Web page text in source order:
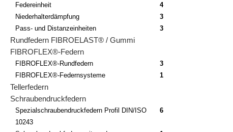
Federeinheit
4
Niederhalterdämpfung
3
Pass- und Distanzeinheiten
3
Rundfedern FIBROELAST® / Gummi
FIBROFLEX®-Federn
FIBROFLEX®-Rundfedern
3
FIBROFLEX®-Federnsysteme
1
Tellerfedern
Schraubendruckfedern
Spezialschraubendruckfedern Profil DIN/ISO
10243
6